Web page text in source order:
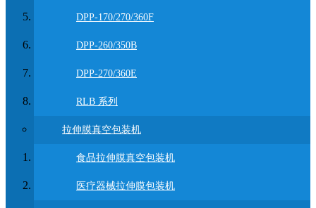
DPP-170/270/360F
DPP-260/350B
DPP-270/360E
RLB 系列
拉伸膜真空包装机
食品拉伸膜真空包装机
医疗器械拉伸膜包装机